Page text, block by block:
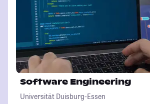
Software Engineering
Universität Duisburg-Essen